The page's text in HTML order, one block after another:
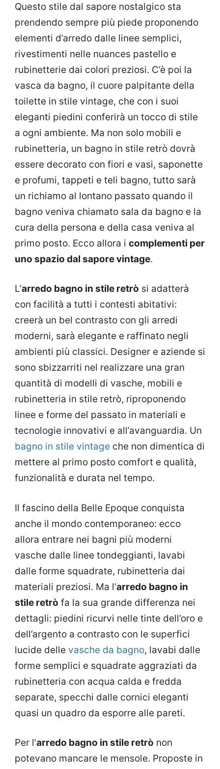
Questo stile dal sapore nostalgico sta
prendendo sempre più piede proponendo
elementi d’arredo dalle linee semplici,
rivestimenti nelle nuances pastello e
rubinetterie dai colori preziosi. C’è poi la
vasca da bagno, il cuore palpitante della
toilette in stile vintage, che con i suoi
eleganti piedini conferirà un tocco di stile
a ogni ambiente. Ma non solo mobili e
rubinetteria, un bagno in stile retrò dovrà
essere decorato con fiori e vasi, saponette
e profumi, tappeti e teli bagno, tutto sarà
un richiamo al lontano passato quando il
bagno veniva chiamato sala da bagno e la
cura della persona e della casa veniva al
primo posto. Ecco allora i complementi per
uno spazio dal sapore vintage.
L’arredo bagno in stile retrò si adatterà
con facilità a tutti i contesti abitativi:
creerà un bel contrasto con gli arredi
moderni, sarà elegante e raffinato negli
ambienti più classici. Designer e aziende si
sono sbizzarriti nel realizzare una gran
quantità di modelli di vasche, mobili e
rubinetteria in stile retrò, riproponendo
linee e forme del passato in materiali e
tecnologie innovativi e all’avanguardia. Un
bagno in stile vintage che non dimentica di
mettere al primo posto comfort e qualità,
funzionalità e durata nel tempo.
Il fascino della Belle Epoque conquista
anche il mondo contemporaneo: ecco
allora entrare nei bagni più moderni
vasche dalle linee tondeggianti, lavabi
dalle forme squadrate, rubinetteria dai
materiali preziosi. Ma l’arredo bagno in
stile retrò fa la sua grande differenza nei
dettagli: piedini ricurvi nelle tinte dell’oro e
dell’argento a contrasto con le superfici
lucide delle vasche da bagno, lavabi dalle
forme semplici e squadrate aggraziati da
rubinetteria con acqua calda e fredda
separate, specchi dalle cornici eleganti
quasi un quadro da esporre alle pareti.
Per l’arredo bagno in stile retrò non
potevano mancare le mensole. Proposte in